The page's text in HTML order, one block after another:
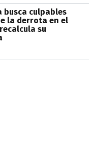
busca culpables
la derrota en el
su